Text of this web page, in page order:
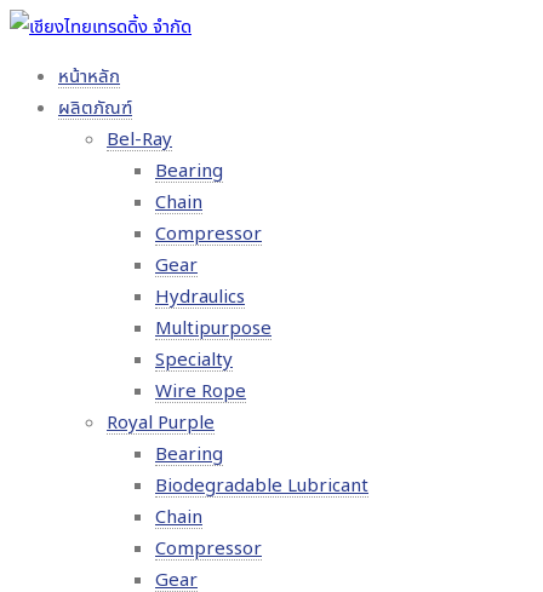
หน้าหลัก
ผลิตภัณฑ์
Bel-Ray
Bearing
Chain
Compressor
Gear
Hydraulics
Multipurpose
Specialty
Wire Rope
Royal Purple
Bearing
Biodegradable Lubricant
Chain
Compressor
Gear